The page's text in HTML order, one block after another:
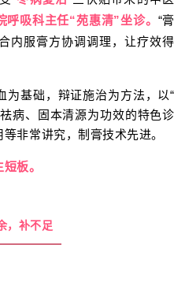
吸科主任“苑惠清”坐诊。 “
内服膏方协调调理，让疗效
为基础，辩证施治为方法，以“
病、固本清源为功效的特色
非常讲究，制膏技术先进。
板。
，补不足